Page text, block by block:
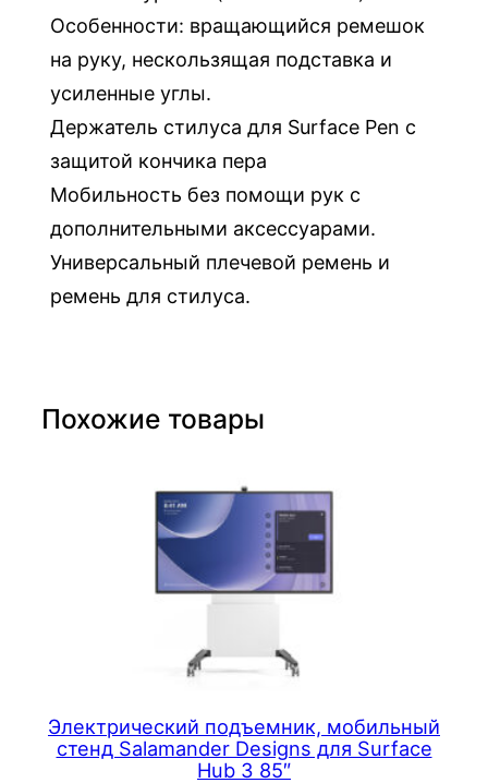
Особенности: вращающийся ремешок
на руку, нескользящая подставка и
усиленные углы.
Держатель стилуса для Surface Pen с
защитой кончика пера
Мобильность без помощи рук с
дополнительными аксессуарами.
Универсальный плечевой ремень и
ремень для стилуса.
Похожие товары
Электрический подъемник, мобильный
стенд Salamander Designs для Surface
Hub 3 85″